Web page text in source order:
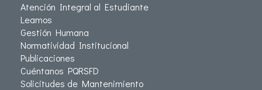
Atención Integral al Estudiante
Leamos
Gestión Humana
Normatividad Institucional
Publicaciones
Cuéntanos PQRSFD
Solicitudes de Mantenimiento